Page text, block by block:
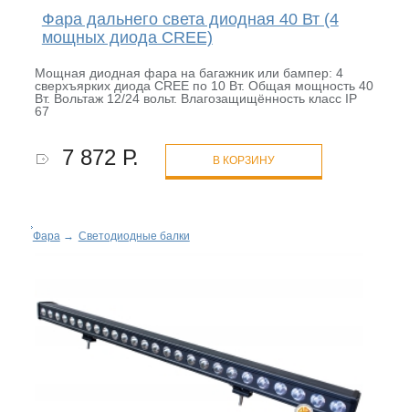
Фара дальнего света диодная 40 Вт (4
мощных диода CREE)
Мощная диодная фара на багажник или бампер: 4
сверхъярких диода CREE по 10 Вт. Общая мощность 40
Вт. Вольтаж 12/24 вольт. Влагозащищённость класс IP
67
7 872 Р. В КОРЗИНУ
Фара→ Светодиодные балки